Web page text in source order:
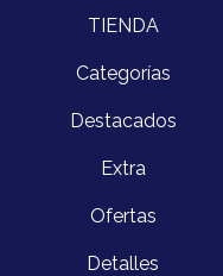
TIENDA
Categorías
Destacados
Extra
Ofertas
Detalles